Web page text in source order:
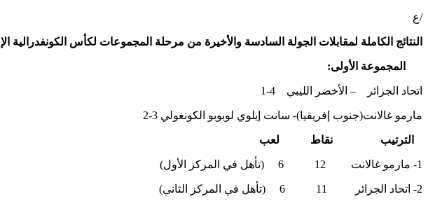
/ع
النتائج الكاملة لمقابلات الجولة السادسة والأخيرة من مرحلة المجموعات لكأس الكونفدرالية
المجموعة الأولى:
اتحاد الجزائر – الأخضر الليبي 4-1
مارمو غالانت(جنوب إفريقيا)- سانت إيلوي لوبوبو الكونغولي 3-2
الترتيب نقاط لعب
1- مارمو غالانت 12 6 (تأهل في المركز الأول)
2- اتحاد الجزائر 11 6 (تأهل في المركز الثاني)